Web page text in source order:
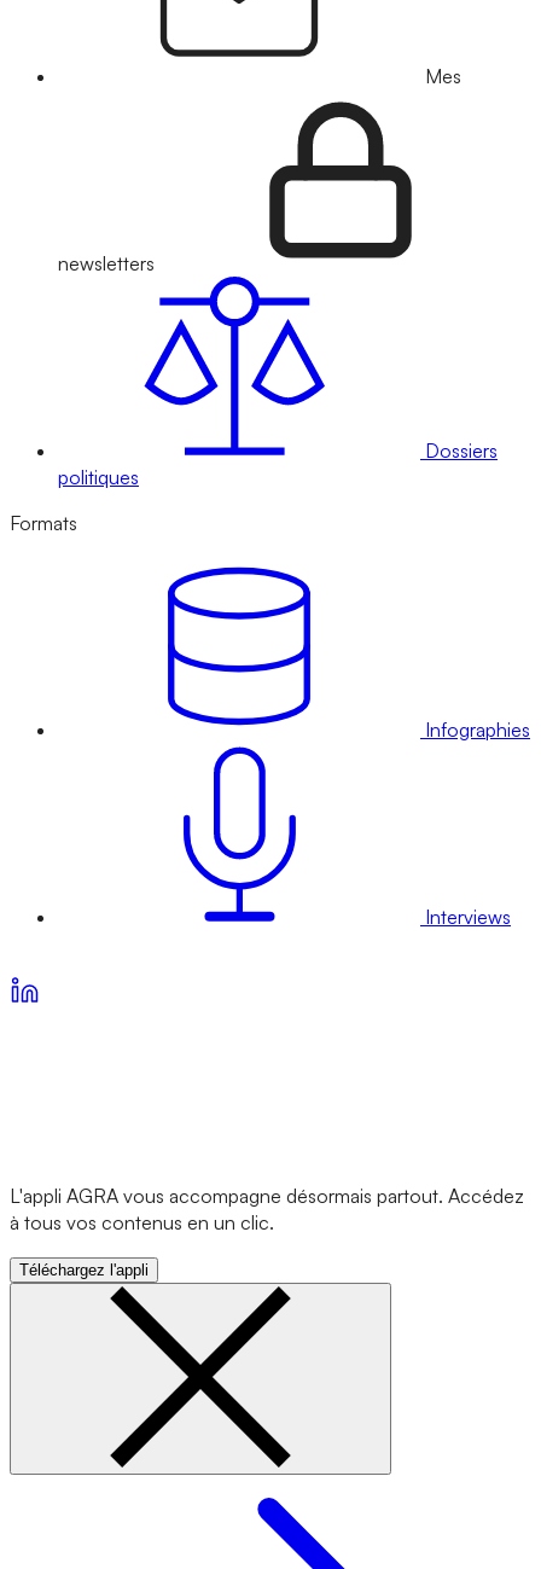
Mes
newsletters
Dossiers
politiques
Formats
Infographies
Interviews
L'appli AGRA vous accompagne désormais partout. Accédez
à tous vos contenus en un clic.
Téléchargez l'appli